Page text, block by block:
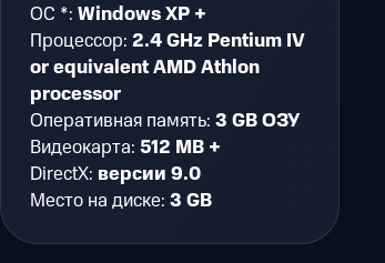
ОС *: Windows XP +
Процессор: 2.4 GHz Pentium IV
or equivalent AMD Athlon
processor
Оперативная память: 3 GB ОЗУ
Видеокарта: 512 MB +
DirectX: версии 9.0
Место на диске: 3 GB